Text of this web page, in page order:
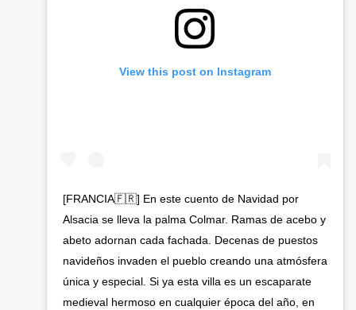
View this post on Instagram
[FRANCIA🇫🇷] En este cuento de Navidad por
Alsacia se lleva la palma Colmar. Ramas de acebo y
abeto adornan cada fachada. Decenas de puestos
navideños invaden el pueblo creando una atmósfera
única y especial. Si ya esta villa es un escaparate
medieval hermoso en cualquier época del año, en